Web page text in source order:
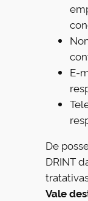
E-
De
DRINT
Vale